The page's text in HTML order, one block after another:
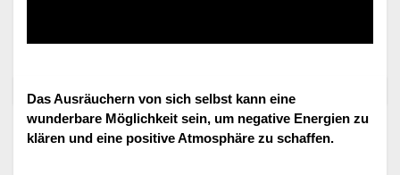
Das Ausräuchern von sich selbst kann eine
wunderbare Möglichkeit sein, um negative Energien zu
klären und eine positive Atmosphäre zu schaffen.